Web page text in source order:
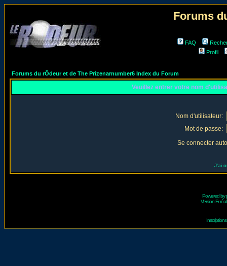
Forums
FAQ
Profil
Forums du rÔdeur et de The Prizenarnumber6 Index du Forum
Veuillez entrer votre nom
Nom d'utilisateur:
Mot de passe:
Se connecter
J'ai
Powered by
Version Fr